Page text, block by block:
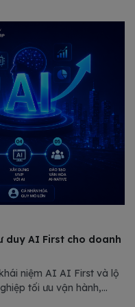
duy AI First cho doanh
niệm AI AI First và lộ
tối ưu vận hành,